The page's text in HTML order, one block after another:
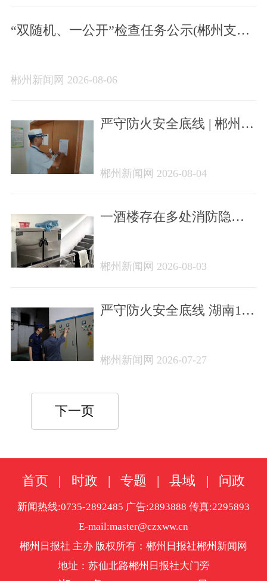
“双随机、一公开”检查任务公示(郴州支队
郴州新闻网 2026-08-06
严守防火安全底线 | 郴州一
郴州新闻网 2026-08-04
一酒楼存在多处消防隐患
郴州新闻网 2026-08-03
严守防火安全底线 湖南14
郴州新闻网 2026-07-27
下一页
首页 | 时政 | 专题 | 县域 | 问政
新闻热线:0735-2892485 广告:2893888 传真:2295893
E-mail:master@czxww.cn
郴州日报社 主办 版权所有：郴州日报社郴州新闻网
地址：苏仙北路郴州日报社大门旁